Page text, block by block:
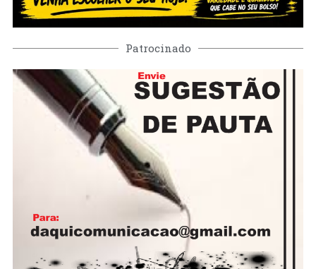
Patrocinado